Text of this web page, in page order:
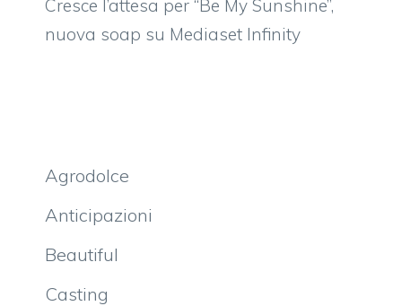
Cresce l’attesa per “Be My Sunshine”,
nuova soap su Mediaset Infinity
Agrodolce
Anticipazioni
Beautiful
Casting